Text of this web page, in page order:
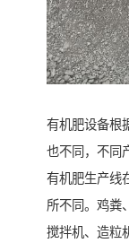
有机肥设备根
也不同，不同
有机肥生产线
所不同。鸡粪
搅拌机、造粒